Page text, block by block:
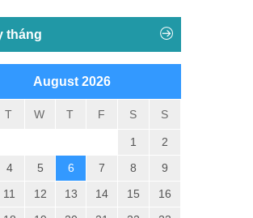
tháng
August 2026
T W T F S S
1
2
4 5 6 7 8
9
11 12 13 14 15
16